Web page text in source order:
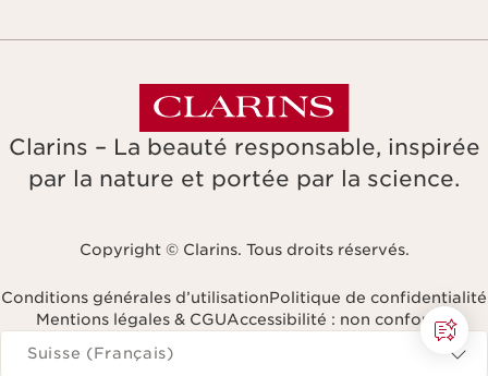
Clarins – La beauté responsable, inspirée
par la nature et portée par la science.
Copyright © Clarins. Tous droits réservés.
Conditions générales d’utilisationPolitique de confidentialité
Mentions légales & CGUAccessibilité : non conforme
Naviguer vers
Suisse (Français)